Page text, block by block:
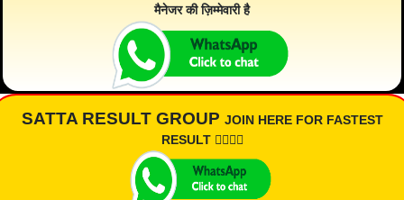
मैनेजर की ज़िम्मेवारी है
SATTA RESULT GROUP JOIN HERE FOR FASTEST
RESULT 👇🏾👇🏾